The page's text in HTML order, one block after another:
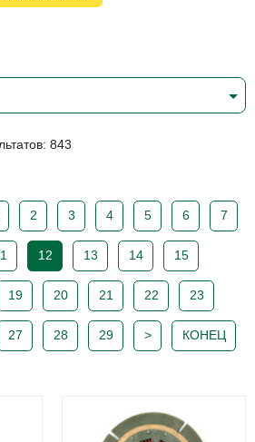
843
2 3 4 5 6 7
12 13 14 15
19 20 21 22 23
27 28 29 > КОНЕЦ